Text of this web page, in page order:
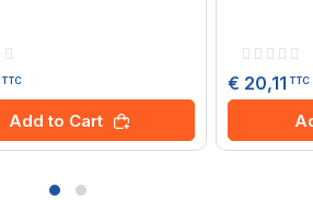
TTC
Add to Cart
Rating:
€ 20,11 TTC